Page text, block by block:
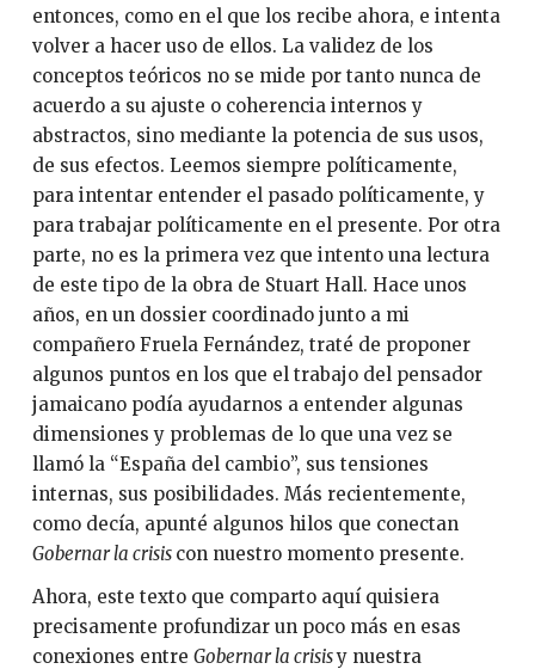
entonces, como en el que los recibe ahora, e intenta
volver a hacer uso de ellos. La validez de los
conceptos teóricos no se mide por tanto nunca de
acuerdo a su ajuste o coherencia internos y
abstractos, sino mediante la potencia de sus usos,
de sus efectos. Leemos siempre políticamente,
para intentar entender el pasado políticamente, y
para trabajar políticamente en el presente. Por otra
parte, no es la primera vez que intento una lectura
de este tipo de la obra de Stuart Hall. Hace unos
años, en un dossier coordinado junto a mi
compañero Fruela Fernández, traté de proponer
algunos puntos en los que el trabajo del pensador
jamaicano podía ayudarnos a entender algunas
dimensiones y problemas de lo que una vez se
llamó la “España del cambio”, sus tensiones
internas, sus posibilidades. Más recientemente,
como decía, apunté algunos hilos que conectan
Gobernar la crisis con nuestro momento presente.
Ahora, este texto que comparto aquí quisiera
precisamente profundizar un poco más en esas
conexiones entre Gobernar la crisisy nuestra